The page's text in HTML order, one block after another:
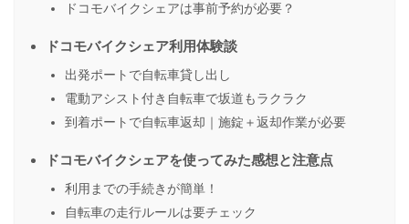
ドコモバイクシェアは事前予約が必要？
ドコモバイクシェア利用体験談
出発ポートで自転車貸し出し
電動アシスト付き自転車で坂道もラクラク
到着ポートで自転車返却｜施錠＋返却作業が必要
ドコモバイクシェアを使ってみた感想と注意点
利用までの手続きが簡単！
自転車の走行ルールは要チェック